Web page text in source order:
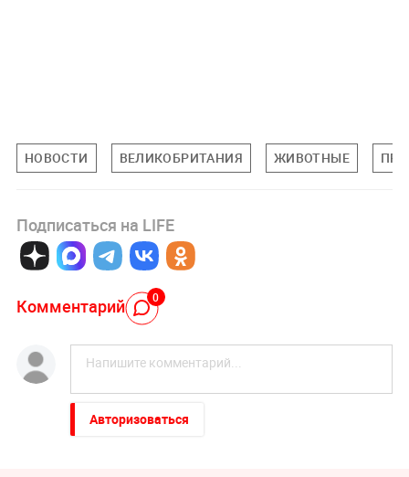
НОВОСТИ ВЕЛИКОБРИТАНИЯ ЖИВОТНЫЕ
Подписаться на LIFE
Комментарий 0
Авторизоваться